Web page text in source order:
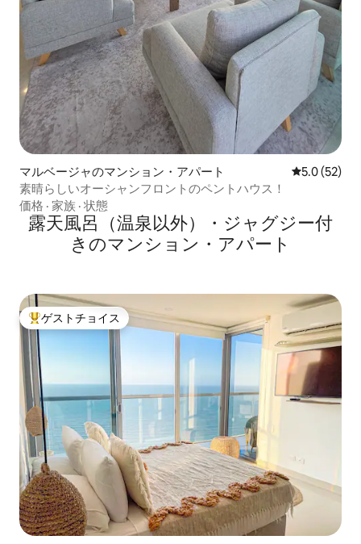
マルベージャのマンション・アパート レビュー52
5.0 (52)
素晴らしいオーシャンフロントのペントハウス！
価格 · 家族 · 状態
露天風呂（温泉以外）・ジャグジー付
きのマンション・アパート
大好評のゲストチョイスです。
ゲストチョイス